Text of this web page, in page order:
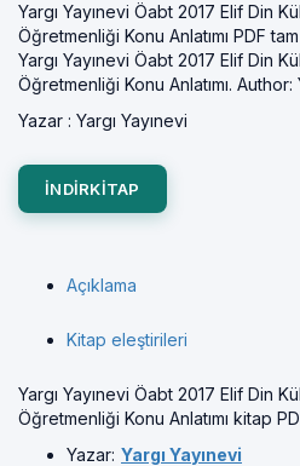
Yargı Yayınevi Öabt 2017 Elif Din
Öğretmenliği Konu Anlatımı PDF
Yargı Yayınevi Öabt 2017 Elif Din
Öğretmenliği Konu Anlatımı. Author:
Yazar : Yargı Yayınevi
INDIRKITAP
Açıklama
Kitap eleştirileri
Yargı Yayınevi Öabt 2017 Elif Din
Öğretmenliği Konu Anlatımı kitap
Yazar: Yargı Yayınevi